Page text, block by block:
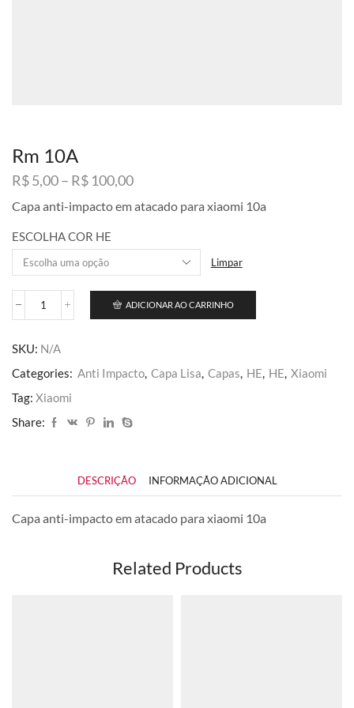
Rm 10A
R$5,00– R$ 100,00Faixa
preço:
através
R$ 100,00
Capa anti-impacto em atacado para xiaomi 10a
ESCOLHA COR HE
Limpar
Rm
ADICIONAR AO CARRINHO
SKU: N/A
Categories: Anti Impacto, Capa Lisa, Capas, HE, HE, Xiaomi
Tag: Xiaomi
Share:
DESCRIÇÃO INFORMAÇÃO ADICIONAL
Capa anti-impacto em atacado para xiaomi 10a
Related Products